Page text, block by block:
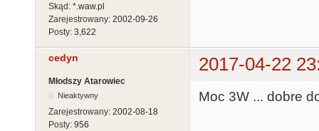
Skąd: *.waw.pl
Zarejestrowany: 2002-09-26
Posty: 3,622
cedyn 2017-04-22
Młodszy Atarowiec
Nieaktywny
Zarejestrowany: 2002-08-18
Posty: 956
Moc 3W ... dobre